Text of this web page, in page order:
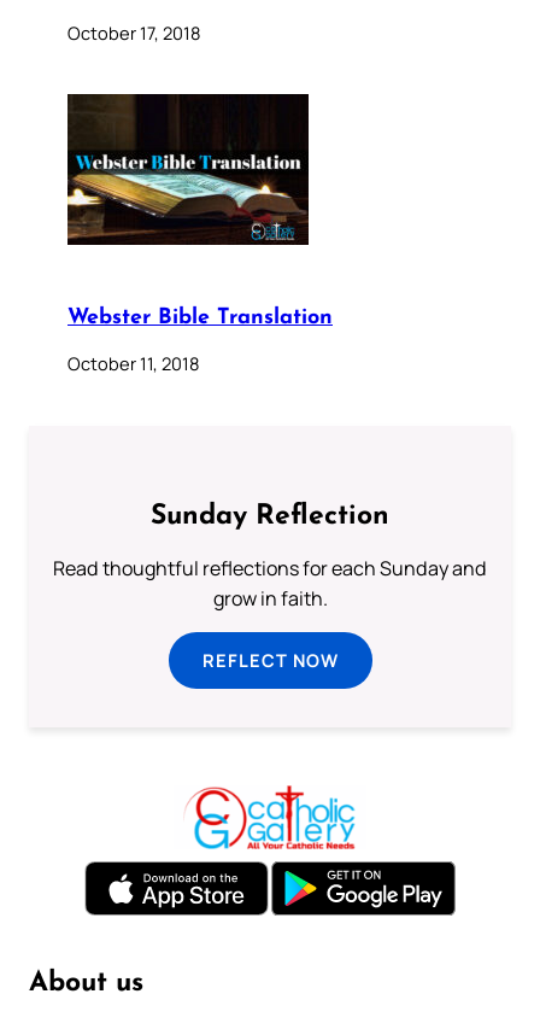
October 17, 2018
Webster Bible Translation
October 11, 2018
Sunday Reflection
Read thoughtful reflections for each Sunday and
grow in faith.
REFLECT NOW
About us